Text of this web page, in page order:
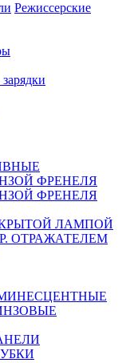
Режиссерские
ФРЕНЕЛЯ
ФРЕНЕЛЯ
ЛАМПОЙ
ОТРАЖАТЕЛЕМ